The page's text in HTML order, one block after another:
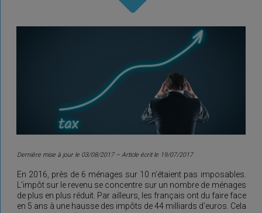
Dernière mise à jour le 03/08/2017 – Article écrit le 19/07/2017
En 2016, près de 6 ménages sur 10 n’étaient pas imposables.
L’impôt sur le revenu se concentre sur un nombre de ménages
de plus en plus réduit. Par ailleurs, les français ont du faire face
en 5 ans à une hausse des impôts de 44 milliards d’euros. Cela